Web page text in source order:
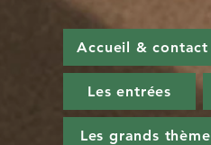
Accueil & contact
Les entrées
Les grands